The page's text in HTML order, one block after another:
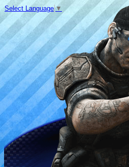
Select Language ▼